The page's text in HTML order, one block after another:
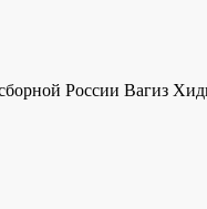
России Вагиз